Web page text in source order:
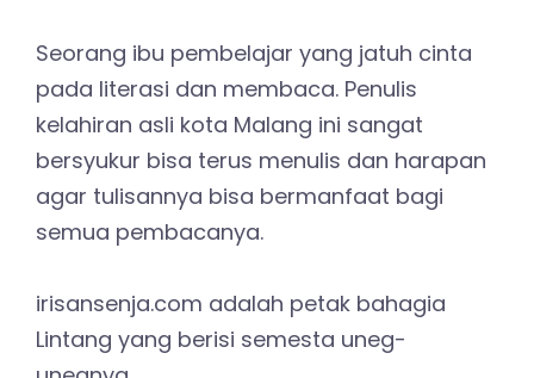
Seorang ibu pembelajar yang jatuh cinta
pada literasi dan membaca. Penulis
kelahiran asli kota Malang ini sangat
bersyukur bisa terus menulis dan harapan
agar tulisannya bisa bermanfaat bagi
semua pembacanya.
irisansenja.com adalah petak bahagia
Lintang yang berisi semesta uneg-